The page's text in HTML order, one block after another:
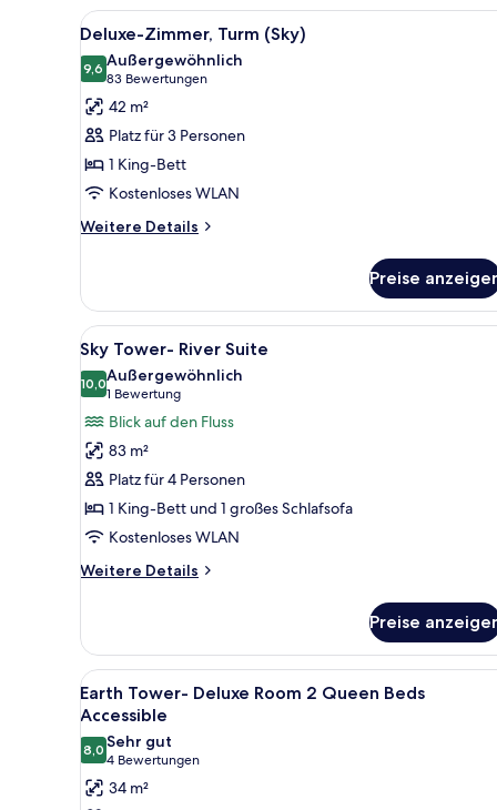
Alle
Fotos
für
Deluxe-
Zimmer,
Turm
(Sky)
anzeigen
Ein Hotelzimmer mit einem
3
Deluxe-Zimmer, Turm (Sky)
9,69,6 von 10
Außergewöhnlich
83 Bewertungen
(83
Bewertungen)
42 m²
Platz für 3 Personen
1 King-Bett
Kostenloses WLAN
Weitere Details
Weitere
Zimmer,
Turm
(Sky)
Preise
Alle
Fotos
für
Sky
Tower-
River
Suite
anzeigen
Ein Hotelzimmer mit einem
3
Sky Tower- River Suite
10,010,0 von 10
Außergewöhnlich
1 Bewertung
(1
Bewertung)
Blick auf den Fluss
83 m²
Platz für 4 Personen
1 King-Bett und 1 großes Schlafsofa
Kostenloses WLAN
Weitere Details
Weitere
Tower-
River
Suite
Preise
Alle
Fotos
für
Earth
Tower-
Ein Hotelzimmer mit zwei
2
Earth Tower- Deluxe Room 2 Queen Beds
Accessible
8,08,0 von 10
Sehr gut
4 Bewertungen
(4
Bewertungen)
34 m²